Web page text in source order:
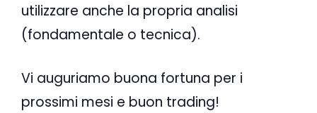
utilizzare anche la propria analisi
(fondamentale o tecnica).
Vi auguriamo buona fortuna per i
prossimi mesi e buon trading!